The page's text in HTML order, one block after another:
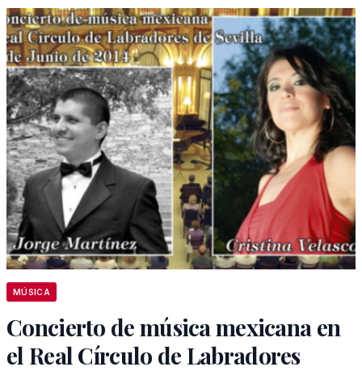
MÚSICA
Concierto de música mexicana en
el Real Círculo de Labradores